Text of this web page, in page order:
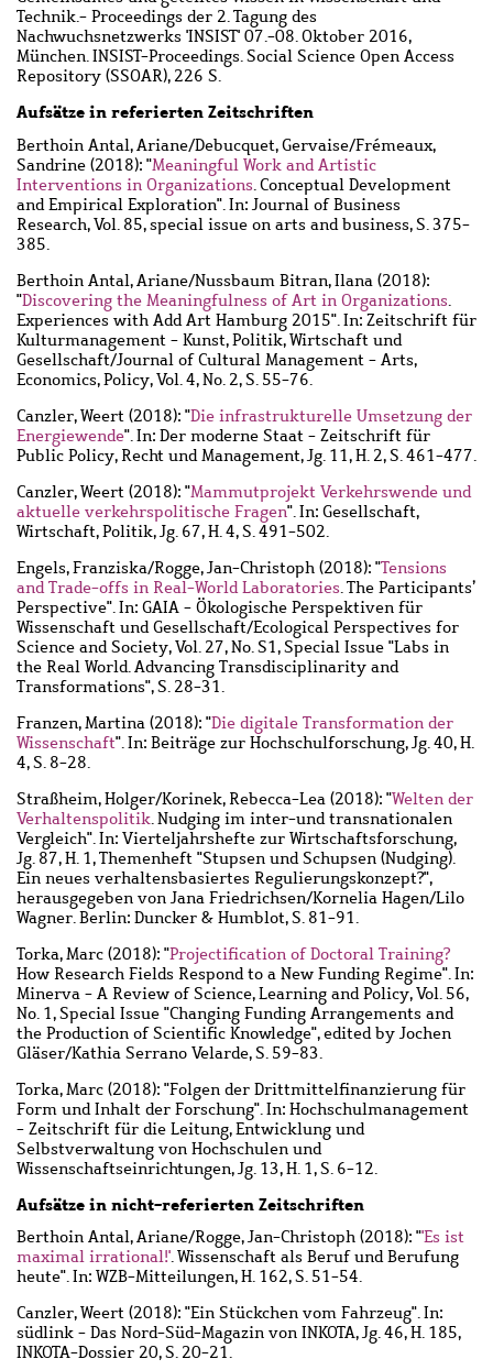
Technik.- Proceedings der 2. Tagung des
Nachwuchsnetzwerks 'INSIST' 07.-08. Oktober 2016,
München. INSIST-Proceedings. Social Science Open Access
Repository (SSOAR), 226 S.
Aufsätze in referierten Zeitschriften
Berthoin Antal, Ariane/Debucquet, Gervaise/Frémeaux,
Sandrine (2018): "Meaningful Work and Artistic
Interventions in Organizations. Conceptual Development
and Empirical Exploration". In: Journal of Business
Research, Vol. 85, special issue on arts and business, S. 375-
385.
Berthoin Antal, Ariane/Nussbaum Bitran, Ilana (2018):
"Discovering the Meaningfulness of Art in Organizations.
Experiences with Add Art Hamburg 2015". In: Zeitschrift für
Kulturmanagement - Kunst, Politik, Wirtschaft und
Gesellschaft/Journal of Cultural Management - Arts,
Economics, Policy, Vol. 4, No. 2, S. 55-76.
Canzler, Weert (2018): "Die infrastrukturelle Umsetzung der
Energiewende". In: Der moderne Staat - Zeitschrift für
Public Policy, Recht und Management, Jg. 11, H. 2, S. 461-477.
Canzler, Weert (2018): "Mammutprojekt Verkehrswende und
aktuelle verkehrspolitische Fragen". In: Gesellschaft,
Wirtschaft, Politik, Jg. 67, H. 4, S. 491-502.
Engels, Franziska/Rogge, Jan-Christoph (2018): "Tensions
and Trade-offs in Real-World Laboratories. The Participants’
Perspective". In: GAIA - Ökologische Perspektiven für
Wissenschaft und Gesellschaft/Ecological Perspectives for
Science and Society, Vol. 27, No. S1, Special Issue "Labs in
the Real World. Advancing Transdisciplinarity and
Transformations", S. 28-31.
Franzen, Martina (2018): "Die digitale Transformation der
Wissenschaft". In: Beiträge zur Hochschulforschung, Jg. 40, H.
4, S. 8-28.
Straßheim, Holger/Korinek, Rebecca-Lea (2018): "Welten der
Verhaltenspolitik. Nudging im inter-und transnationalen
Vergleich". In: Vierteljahrshefte zur Wirtschaftsforschung,
Jg. 87, H. 1, Themenheft "Stupsen und Schupsen (Nudging).
Ein neues verhaltensbasiertes Regulierungskonzept?",
herausgegeben von Jana Friedrichsen/Kornelia Hagen/Lilo
Wagner. Berlin: Duncker & Humblot, S. 81-91.
Torka, Marc (2018): "Projectification of Doctoral Training?
How Research Fields Respond to a New Funding Regime". In:
Minerva - A Review of Science, Learning and Policy, Vol. 56,
No. 1, Special Issue "Changing Funding Arrangements and
the Production of Scientific Knowledge", edited by Jochen
Gläser/Kathia Serrano Velarde, S. 59-83.
Torka, Marc (2018): "Folgen der Drittmittelfinanzierung für
Form und Inhalt der Forschung". In: Hochschulmanagement
- Zeitschrift für die Leitung, Entwicklung und
Selbstverwaltung von Hochschulen und
Wissenschaftseinrichtungen, Jg. 13, H. 1, S. 6-12.
Aufsätze in nicht-referierten Zeitschriften
Berthoin Antal, Ariane/Rogge, Jan-Christoph (2018): "'Es ist
maximal irrational!'. Wissenschaft als Beruf und Berufung
heute". In: WZB-Mitteilungen, H. 162, S. 51-54.
Canzler, Weert (2018): "Ein Stückchen vom Fahrzeug". In:
südlink - Das Nord-Süd-Magazin von INKOTA, Jg. 46, H. 185,
INKOTA-Dossier 20, S. 20-21.